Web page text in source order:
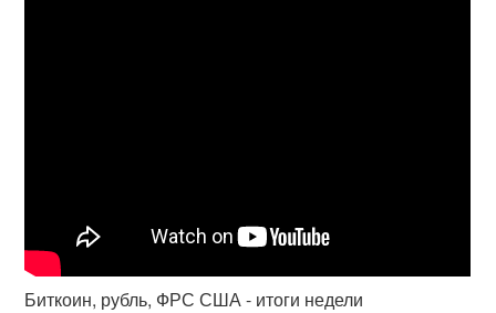
Биткоин, рубль, ФРС США - итоги недели